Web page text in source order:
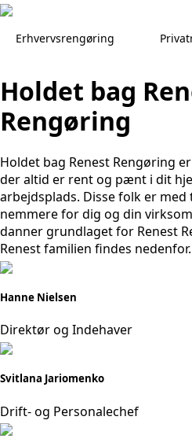
Skip
to
Erhvervsrengøring
Holdet bag
Rengøring
Holdet bag Renest Rengøring
der altid er rent og pænt i dit
arbejdsplads. Disse folk er
nemmere for dig og din
danner grundlaget for Renest
Renest familien findes nedenfor.
Hanne Nielsen
Direktør og Indehaver
Svitlana Jariomenko
Drift- og Personalechef